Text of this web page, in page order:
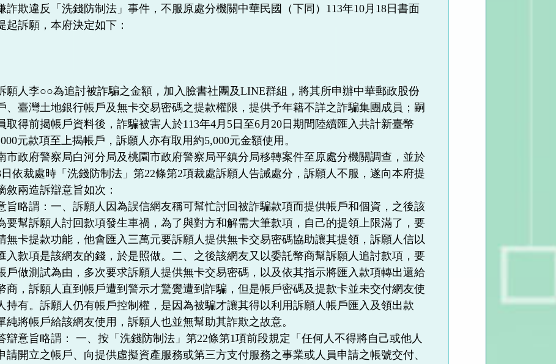
詐欺違反「洗錢防制法」事件，不服原處分機關中華民國（下同）113年10月18日書面
起訴願，本府決定如下：
願人李○○為追討被詐騙之金額，加入臉書社團及LINE群組，將其所申辦中華郵政股份
、臺灣土地銀行帳戶及無卡交易密碼之提款權限，提供予年籍不詳之詐騙集團成員；嗣
取得前揭帳戶資料後，詐騙被害人於113年4月5日至6月20日期間陸續匯入共計新臺幣
元款項至上揭帳戶，訴願人亦有取用約5,000元金額使用。
市政府警察局白河分局及桃園市政府警察局平鎮分局移轉案件至原處分機關調查，並於
日依裁處時「洗錢防制法」第22條第2項裁處訴願人告誡處分，訴願人不服，遂向本府提
敘兩造訴辯意旨如次：
旨略謂：一、訴願人因為誤信網友稱可幫忙討回被詐騙款項而提供帳戶和個資，之後該
要幫訴願人討回款項發生車禍，為了與對方和解需大筆款項，自己的提領上限滿了，要
無卡提款功能，他會匯入三萬元要訴願人提供無卡交易密碼協助讓其提領，訴願人信以
入款項是該網友的錢，於是照做。二、之後該網友又以委託幣商幫訴願人追討款項，要
戶做測試為由，多次要求訴願人提供無卡交易密碼，以及依其指示將匯入款項轉出還給
商，訴願人直到帳戶遭到警示才驚覺遭到詐騙，但是帳戶密碼及提款卡並未交付網友使
持有。訴願人仍有帳戶控制權，是因為被騙才讓其得以利用訴願人帳戶匯入及領出款
純將帳戶給該網友使用，訴願人也並無幫助其詐欺之故意。
辯意旨略謂： 一、按「洗錢防制法」第22條第1項前段規定「任何人不得將自己或他人
請開立之帳戶、向提供虛擬資產服務或第三方支付服務之事業或人員申請之帳號交付、